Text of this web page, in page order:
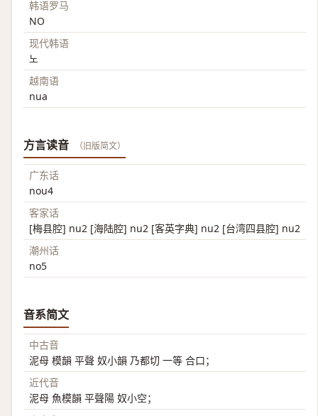
韩语罗马
NO
现代韩语
노
越南语
nua
方言读音 （旧版简文）
广东话
nou4
客家话
[梅县腔] nu2 [海陆腔] nu2 [客英字典] nu2 [台湾四县腔] nu2
潮州话
no5
音系简文
中古音
泥母 模韻 平聲 奴小韻 乃都切 一等 合口；
近代音
泥母 魚模韻 平聲陽 奴小空；